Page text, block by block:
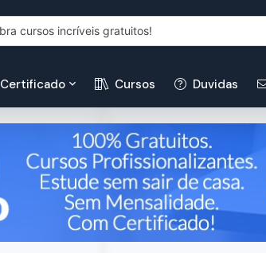
Certificado Cursos Duvidas